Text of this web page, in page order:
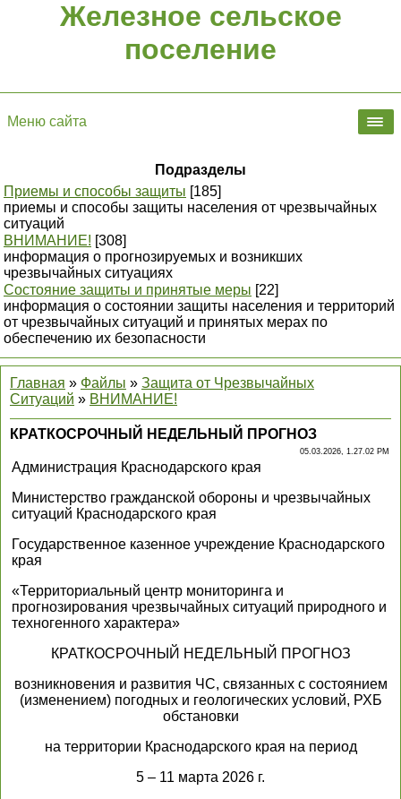
Железное сельское
поселение
Меню сайта
Подразделы
Приемы и способы защиты [185]
приемы и способы защиты населения от чрезвычайных
ситуаций
ВНИМАНИЕ! [308]
информация о прогнозируемых и возникших
чрезвычайных ситуациях
Состояние защиты и принятые меры [22]
информация о состоянии защиты населения и территорий
от чрезвычайных ситуаций и принятых мерах по
обеспечению их безопасности
Главная » Файлы » Защита от Чрезвычайных
Ситуаций » ВНИМАНИЕ!
КРАТКОСРОЧНЫЙ НЕДЕЛЬНЫЙ ПРОГНОЗ
05.03.2026, 1.27.02 PM
Администрация Краснодарского края
Министерство гражданской обороны и чрезвычайных
ситуаций Краснодарского края
Государственное казенное учреждение Краснодарского
края
«Территориальный центр мониторинга и
прогнозирования чрезвычайных ситуаций природного и
техногенного характера»
КРАТКОСРОЧНЫЙ НЕДЕЛЬНЫЙ ПРОГНОЗ
возникновения и развития ЧС, связанных с состоянием
(изменением) погодных и геологических условий, РХБ
обстановки
на территории Краснодарского края на период
5 – 11 марта 2026 г.